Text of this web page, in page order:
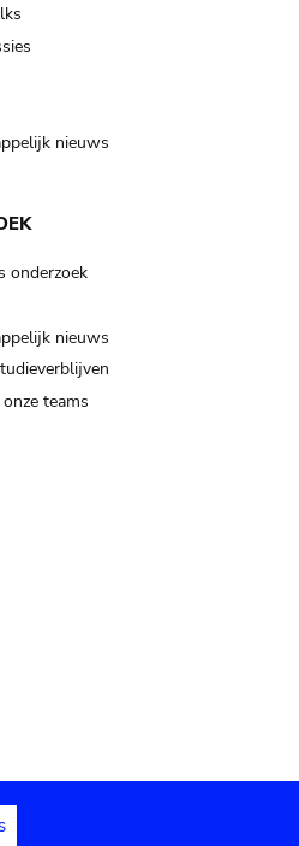
nieuws
onderzoek
nieuws
teams